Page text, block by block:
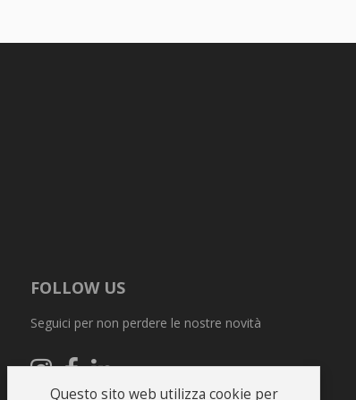
FOLLOW US
Seguici per non perdere le nostre novità
SeguiciSeguiciSeguici
Questo sito web utilizza cookie per